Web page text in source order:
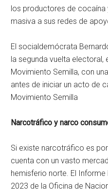
los productores de cocaína
masiva a sus redes de
El socialdemócrata
la segunda vuelta electoral,
Movimiento Semilla, con
antes de iniciar un acto de
Movimiento Semilla
Narcotráfico y narco
Si existe narcotráfico es
cuenta con un vasto
hemisferio norte. El
2023 de la Oficina de